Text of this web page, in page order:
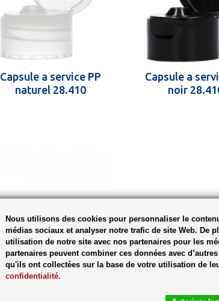
Capsule a service PP
naturel 28.410
Capsule a
noir
Capsule a service +
Nous utilisons des cookies pour personnaliser le
médias sociaux et analyser notre trafic de site Web. De
utilisation de notre site avec nos partenaires pour les
partenaires peuvent combiner ces données avec
qu'ils ont collectées sur la base de votre utilisation de
confidentialité.